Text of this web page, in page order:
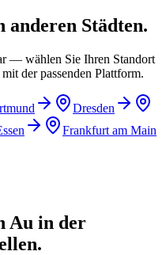
anderen Städten.
— wählen Sie Ihren Standort
der passenden Plattform.
Dresden
Frankfurt am Main
Au in der